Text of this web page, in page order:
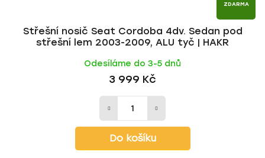
ZDARMA
Střešní nosič Seat Cordoba 4dv. Sedan pod
střešní lem 2003-2009, ALU tyč | HAKR
Odesíláme do 3-5 dnů
3 999 Kč
Do košíku